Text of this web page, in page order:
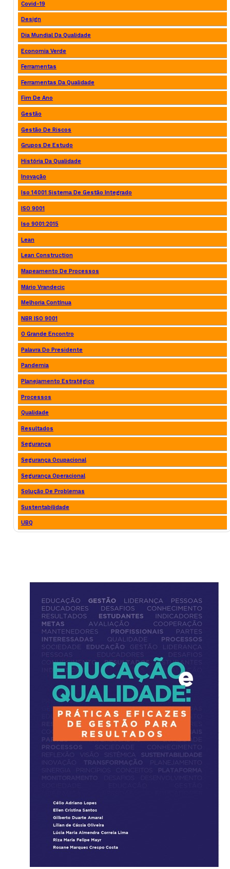
Covid-19
Design
Dia Mundial Da Qualidade
Economia Verde
Ferramentas
Ferramentas Da Qualidade
Fim De Ano
Gestão
Gestão De Riscos
Grupos De Estudo
História Da Qualidade
Inovação
Iso 14001 Sistema De Gestão Integrado
ISO 9001
Iso 9001:2015
Lean
Lean Construction
Mapeamento De Processos
Mário Vrandecic
Melhoria Contínua
NBR ISO 9001
O Grande Encontro
Palavra Do Presidente
Pandemia
Planejamento Estratégico
Processos
Qualidade
Resultados
Segurança
Segurança Ocupacional
Segurança Operacional
Solução De Problemas
Sustentabilidade
UBQ